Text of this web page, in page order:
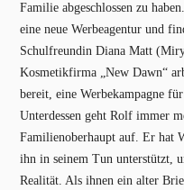
Familie abgeschlossen zu
eine neue Werbeagentur und
Schulfreundin Diana Matt
Kosmetikfirma „New Dawn“
bereit, eine Werbekampagne
Unterdessen geht Rolf immer
Familienoberhaupt auf. Er hat
ihn in seinem Tun unterstützt,
Realität. Als ihnen ein alter